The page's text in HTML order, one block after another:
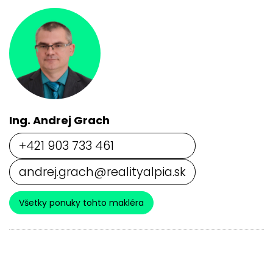
Ing. Andrej Grach
+421 903 733 461
andrej.grach@realityalpia.sk
Všetky ponuky tohto makléra